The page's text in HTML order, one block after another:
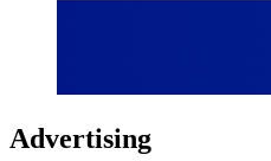
Advertising